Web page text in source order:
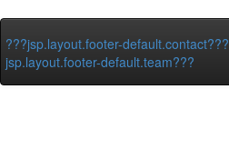
???jsp.layout.footer-default.contact???
jsp.layout.footer-default.team???